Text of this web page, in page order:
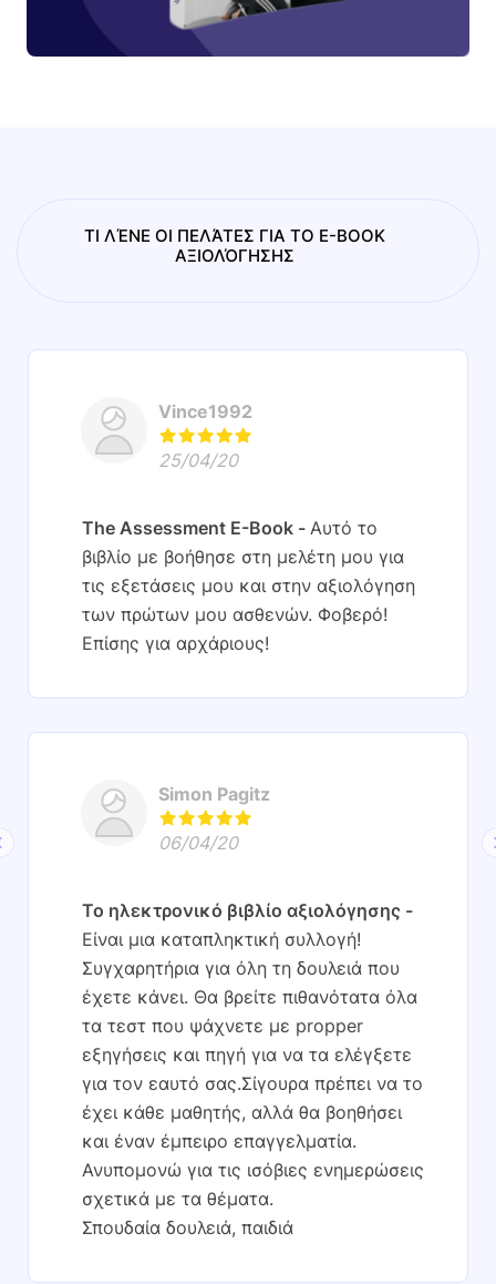
ΤΙ ΛΈΝΕ ΟΙ ΠΕΛΆΤΕΣ ΓΙΑ ΤΟ E-BOOK
ΑΞΙΟΛΌΓΗΣΗΣ
Vince1992
25/04/20
The Assessment E-Book
Αυτό το
βιβλίο με βοήθησε στη μελέτη μου για
τις εξετάσεις μου και στην αξιολόγηση
των πρώτων μου ασθενών. Φοβερό!
Επίσης για αρχάριους!
Simon Pagitz
06/04/20
Το ηλεκτρονικό βιβλίο αξιολόγησης
Είναι μια καταπληκτική συλλογή!
Συγχαρητήρια για όλη τη δουλειά που
έχετε κάνει. Θα βρείτε πιθανότατα όλα
τα τεστ που ψάχνετε με propper
εξηγήσεις και πηγή για να τα ελέγξετε
για τον εαυτό σας.Σίγουρα πρέπει να το
έχει κάθε μαθητής, αλλά θα βοηθήσει
και έναν έμπειρο επαγγελματία.
Ανυπομονώ για τις ισόβιες ενημερώσεις
σχετικά με τα θέματα.
Σπουδαία δουλειά, παιδιά